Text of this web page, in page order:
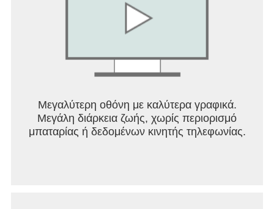
Μεγαλύτερη οθόνη με καλύτερα γραφικά.
Μεγάλη διάρκεια ζωής, χωρίς περιορισμό
μπαταρίας ή δεδομένων κινητής τηλεφωνίας.